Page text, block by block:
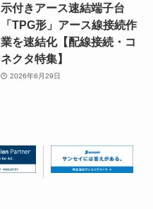
示付きアース速結端子台
「TPG形」アース線接続作
業を速結化【配線接続・コ
ネクタ特集】
2026年6月29日